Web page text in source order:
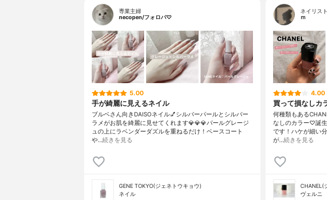
専業主婦
necopen/フォロバ♡
5.00
手が綺麗に見えるネイル
ブルベさん向きDAISOネイル💅シルバーパールとシルバー
ラメがお肌を綺麗に見せてくれます💎💎💎パールグレージ
ュの上にラベンダーダズルを重ねるだけ！ベースコート
や…続きを見る
GENE TOKYO(ジェネトウキョウ)
ネイル
ネイリスト
ｍ
4.00
買って損なしカ
何種類もある
なしのカラー♡誕
です！ハケが細い
が…続きを見る
CHANEL(
ヴェルニ